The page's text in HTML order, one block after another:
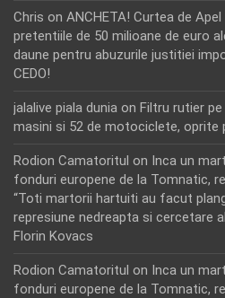
Chris on ANCHETA! Curtea de
pretentiile de 50 milioane de euro
daune pentru abuzurile justitiei
CEDO!
jalalive piala dunia on Filtru rutier
masini si 52 de motociclete, oprite
Rodion Camatoritul on Inca un
fonduri europene de la Tomnatic,
“Toti martorii hartuiti au facut
represiune nedreapta si cercetare
Florin Kovacs
Rodion Camatoritul on Inca un
fonduri europene de la Tomnatic,